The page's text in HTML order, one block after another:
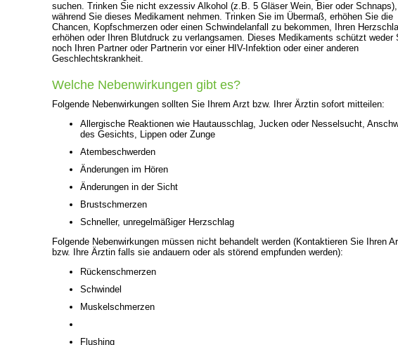
suchen. Trinken Sie nicht exzessiv Alkohol (z.B. 5 Gläser Wein, Bier oder Schnaps),
während Sie dieses Medikament nehmen. Trinken Sie im Übermaß, erhöhen Sie die
Chancen, Kopfschmerzen oder einen Schwindelanfall zu bekommen, Ihren
erhöhen oder Ihren Blutdruck zu verlangsamen. Dieses Medikaments schützt weder
noch Ihren Partner oder Partnerin vor einer HIV-Infektion oder einer anderen
Geschlechtskrankheit.
Welche Nebenwirkungen gibt es?
Folgende Nebenwirkungen sollten Sie Ihrem Arzt bzw. Ihrer Ärztin sofort mitteilen:
Allergische Reaktionen wie Hautausschlag, Jucken oder Nesselsucht,
des Gesichts, Lippen oder Zunge
Atembeschwerden
Änderungen im Hören
Änderungen in der Sicht
Brustschmerzen
Schneller, unregelmäßiger Herzschlag
Folgende Nebenwirkungen müssen nicht behandelt werden (Kontaktieren Sie Ihren
bzw. Ihre Ärztin falls sie andauern oder als störend empfunden werden):
Rückenschmerzen
Schwindel
Muskelschmerzen
Flushing